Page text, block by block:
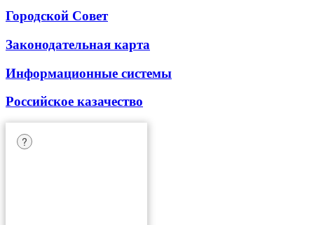
Городской Совет
Законодательная карта
Информационные системы
Российское казачество
?